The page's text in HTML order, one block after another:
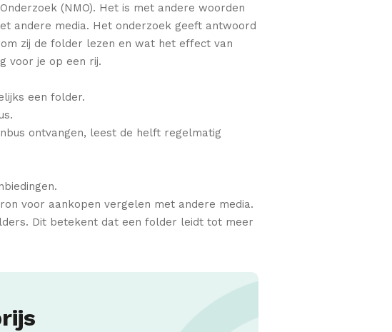
(NMO). Het is met andere woorden
andere media. Het onderzoek geeft antwoord
zij de folder lezen en wat het effect van
voor je op een rij.
een folder.
ontvangen, leest de helft regelmatig
voor aankopen vergelen met andere media.
Dit betekent dat een folder leidt tot meer